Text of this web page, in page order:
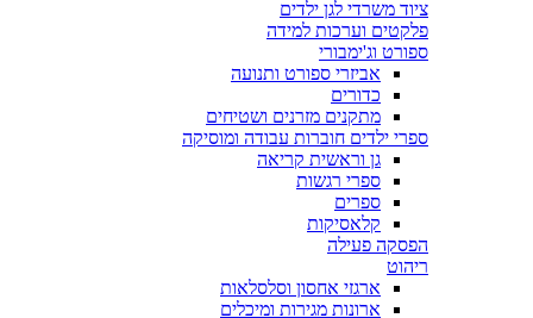
ציוד משרדי לגן ילדים
פלקטים וערכות למידה
ספורט וג'ימבורי
אביזרי ספורט ותנועה
כדורים
מתקנים מזרנים ושטיחים
ספרי ילדים חוברות עבודה ומוסיקה
גן וראשית קריאה
ספרי רגשות
ספרים
קלאסיקות
הפסקה פעילה
ריהוט
ארגזי אחסון וסלסלאות
ארונות מגירות ומיכלים